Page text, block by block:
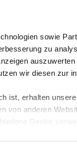
sowie
zu
wir diesen zur
ist, erhalten
von anderen
Geräte